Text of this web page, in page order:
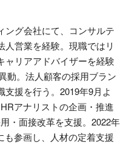
ング会社にて、コンサルテ
人営業を経験。現職ではリ
ャリアアドバイザーを経験
動。法人顧客の採用ブラン
援を行う。2019年9月よ
アナリストの企画・推進
・面接改革を支援。2022年
も参画し、人材の定着支援